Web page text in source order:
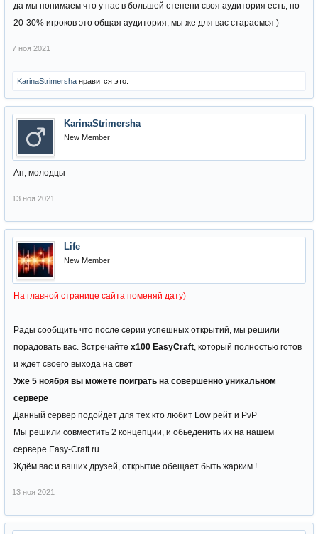
да мы понимаем что у нас в большей степени своя аудитория есть, но
20-30% игроков это общая аудитория, мы же для вас стараемся )
7 ноя 2021
KarinaStrimersha нравится это.
KarinaStrimersha
New Member
Ап, молодцы
13 ноя 2021
Life
New Member
На главной странице сайта поменяй дату)
Рады сообщить что после серии успешных открытий, мы решили
порадовать вас. Встречайте х100 EasyCraft, который полностью готов
и ждет своего выхода на свет
Уже 5 ноября вы можете поиграть на совершенно уникальном
сервере
Данный сервер подойдет для тех кто любит Low рейт и PvP
Мы решили совместить 2 концепции, и обьеденить их на нашем
сервере Easy-Craft.ru
Ждём вас и ваших друзей, открытие обещает быть жарким !
13 ноя 2021